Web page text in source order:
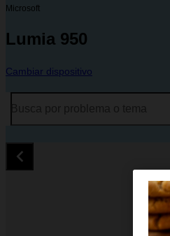
Microsoft
Lumia 950
Cambiar dispositivo